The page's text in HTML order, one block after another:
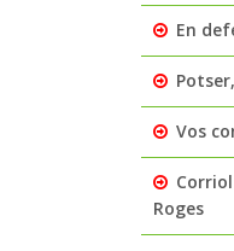
En
Vos
Roges